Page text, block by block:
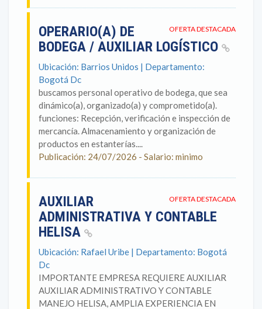
OFERTA DESTACADA
OPERARIO(A) DE
BODEGA / AUXILIAR LOGÍSTICO
Ubicación: Barrios Unidos | Departamento:
Bogotá Dc
buscamos personal operativo de bodega, que sea
dinámico(a), organizado(a) y comprometido(a).
funciones: Recepción, verificación e inspección de
mercancía. Almacenamiento y organización de
productos en estanterías....
Publicación: 24/07/2026 - Salario: minimo
OFERTA DESTACADA
AUXILIAR
ADMINISTRATIVA Y CONTABLE
HELISA
Ubicación: Rafael Uribe | Departamento: Bogotá
Dc
IMPORTANTE EMPRESA REQUIERE AUXILIAR
AUXILIAR ADMINISTRATIVO Y CONTABLE
MANEJO HELISA, AMPLIA EXPERIENCIA EN